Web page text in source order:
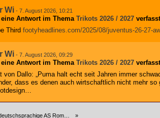
Wi - 7. August 2026, 10:21
eine Antwort im Thema Trikots 2026 / 2027
Third footyheadlines.com/2025/08/juventus-26-27-
Wi - 7. August 2026, 09:29
eine Antwort im Thema Trikots 2026 / 2027
von Dallo: „Puma halt echt seit Jahren immer
dass es denen auch wirtschaftlich nicht mehr
AS Roma Community »